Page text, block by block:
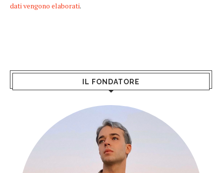
dati vengono elaborati.
IL FONDATORE